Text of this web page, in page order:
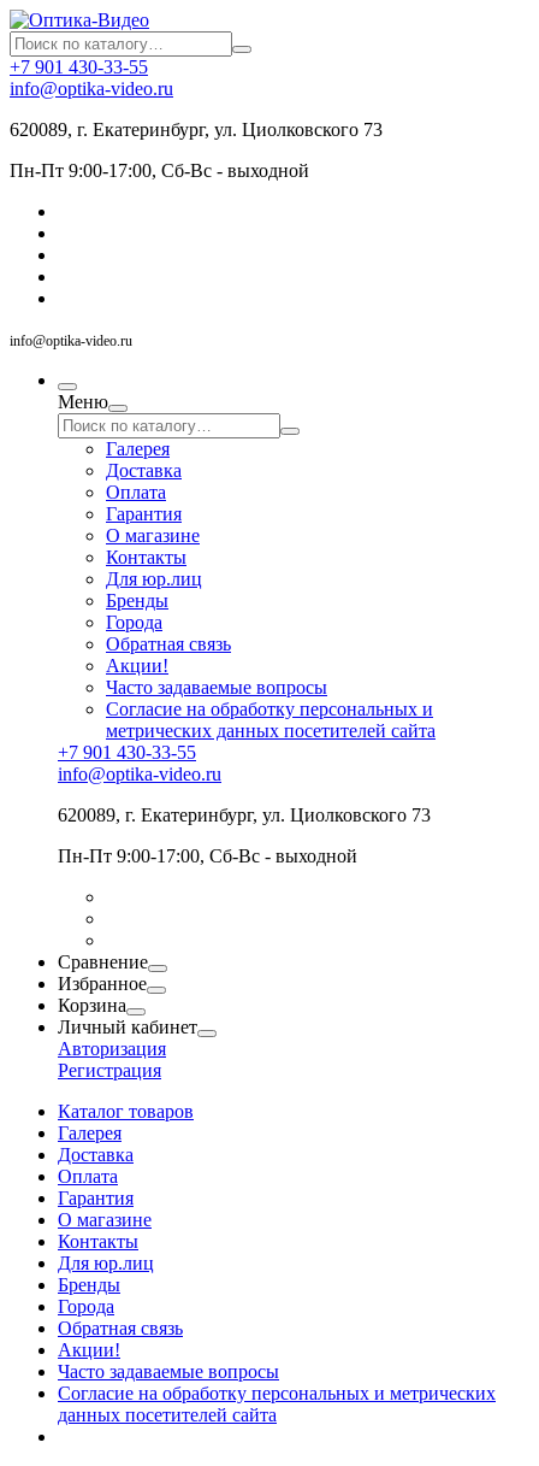
+7 901 430-33-55
info@optika-video.ru
620089, г. Екатеринбург, ул. Циолковского 73
Пн-Пт 9:00-17:00, Сб-Вс - выходной
info@optika-video.ru
Меню
Галерея
Доставка
Оплата
Гарантия
О магазине
Контакты
Для юр.лиц
Бренды
Города
Обратная связь
Акции!
Часто задаваемые вопросы
Согласие на обработку персональных и
метрических данных посетителей сайта
+7 901 430-33-55
info@optika-video.ru
620089, г. Екатеринбург, ул. Циолковского 73
Пн-Пт 9:00-17:00, Сб-Вс - выходной
Сравнение
Избранное
Корзина
Личный кабинет
Авторизация
Регистрация
Каталог товаров
Галерея
Доставка
Оплата
Гарантия
О магазине
Контакты
Для юр.лиц
Бренды
Города
Обратная связь
Акции!
Часто задаваемые вопросы
Согласие на обработку персональных и метрических
данных посетителей сайта